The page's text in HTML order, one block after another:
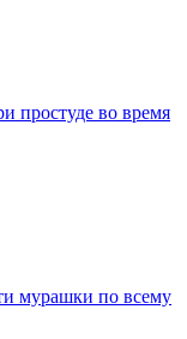
простуде во время
мурашки по всему